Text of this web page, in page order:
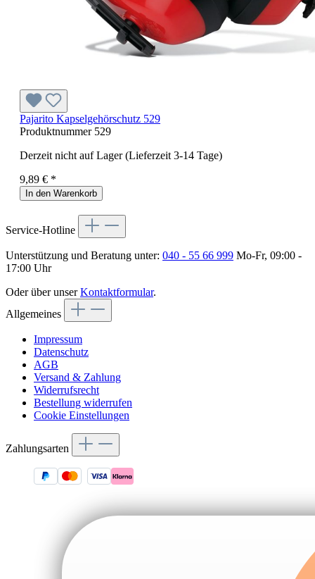
Pajarito Kapselgehörschutz 529
Produktnummer 529
Derzeit nicht auf Lager (Lieferzeit 3-14 Tage)
9,89 € *
In den Warenkorb
Service-Hotline
Unterstützung und Beratung unter: 040 - 55 66 999 Mo-Fr, 09:00 -
17:00 Uhr
Oder über unserKontaktformular.
Allgemeines
Impressum
Datenschutz
AGB
Versand & Zahlung
Widerrufsrecht
Bestellung widerrufen
Cookie Einstellungen
Zahlungsarten